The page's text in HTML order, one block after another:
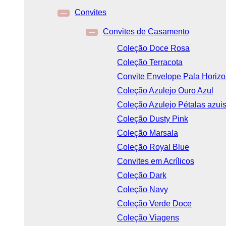
— Convites
—
Convites de Casamento
Coleção Doce Rosa
Coleção Terracota
Convite Envelope Pala
Coleção Azulejo Ouro Azul
Coleção Azulejo Pétalas azuis
Coleção Dusty Pink
Coleção Marsala
Coleção Royal Blue
Convites em Acrílicos
Coleção Dark
Coleção Navy
Coleção Verde Doce
Coleção Viagens